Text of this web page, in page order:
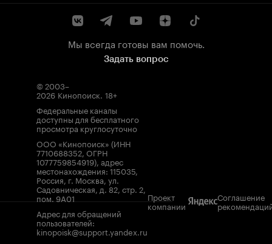
Мы всегда готовы вам помочь.
Задать вопрос
© 2003–
2026 Кинопоиск. 18+
Федеральные каналы
доступны для бесплатного
просмотра круглосуточно
ООО «Кинопоиск» (ИНН
7710688352, ОГРН
1077759854919), адрес
местонахождения: 115035,
Россия, г. Москва, ул.
Садовническая, д. 82, стр. 2,
пом. 9А01
Адрес для обращений
пользователей:
kinopoisk@support.yandex.ru
Проект
компании
Соглашение